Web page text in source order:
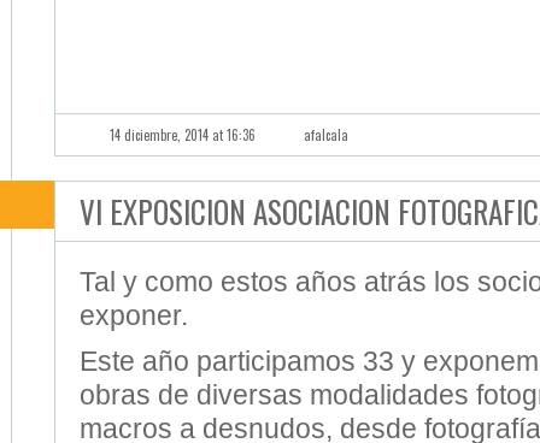
Tal y como estos años atrás los
exponer.
Este año participamos 33 y
obras de diversas modalidades
macros a desnudos, desde
fotografía de naturaleza……..
Como siempre os invitamos a la VI
Asociación Fotográfica Alcalareña.